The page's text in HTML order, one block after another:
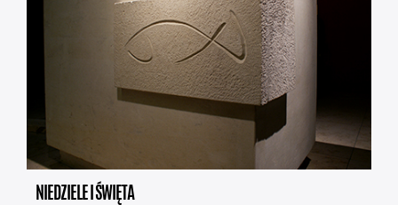
NIEDZIELE I ŚWIĘTA